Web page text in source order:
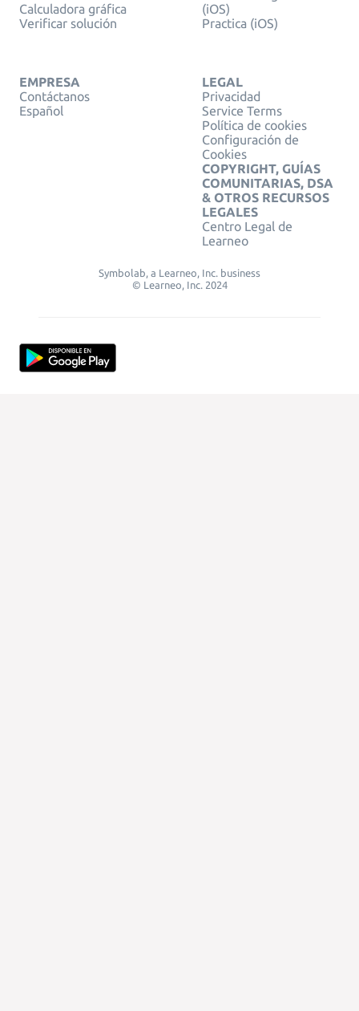
Calculadora gráfica
Verificar solución
(iOS)
Practica (iOS)
EMPRESA
Contáctanos
Español
LEGAL
Privacidad
Service Terms
Política de cookies
Configuración de
Cookies
COPYRIGHT, GUÍAS
COMUNITARIAS, DSA
& OTROS RECURSOS
LEGALES
Centro Legal de
Learneo
Symbolab, a Learneo, Inc. business
© Learneo, Inc. 2024